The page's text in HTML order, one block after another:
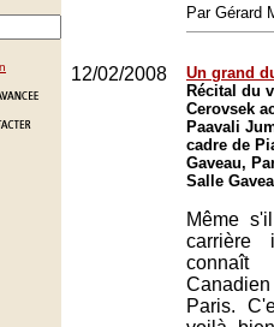
Par Gérard
12/02/2008
Un grand
Récital du
Cerovsek
Paavali
cadre de
Gaveau,
Salle
Même
carrière
Paris.